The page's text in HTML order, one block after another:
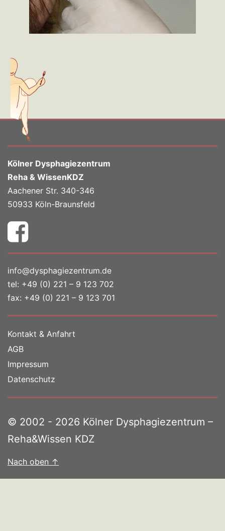
Kölner Dysphagiezentrum
Reha & WissenKDZ
Aachener Str. 340-346
50933 Köln-Braunsfeld
info@dysphagiezentrum.de
tel: +49 (0) 221 – 9 123 702
fax: +49 (0) 221 – 9 123 701
Kontakt & Anfahrt
AGB
Impressum
Datenschutz
© 2002 - 2026 Kölner Dysphagiezentrum –
Reha&Wissen KDZ
Nach oben ↑